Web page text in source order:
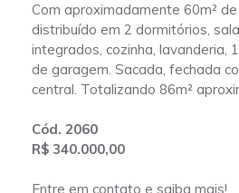
Com aproximadamente 60m²
distribuído em 2 dormitórios,
integrados, cozinha, lavanderia,
de garagem. Sacada, fechada
central. Totalizando 86m²
Cód. 2060
R$ 340.000,00
Entre em contato e saiba mais!